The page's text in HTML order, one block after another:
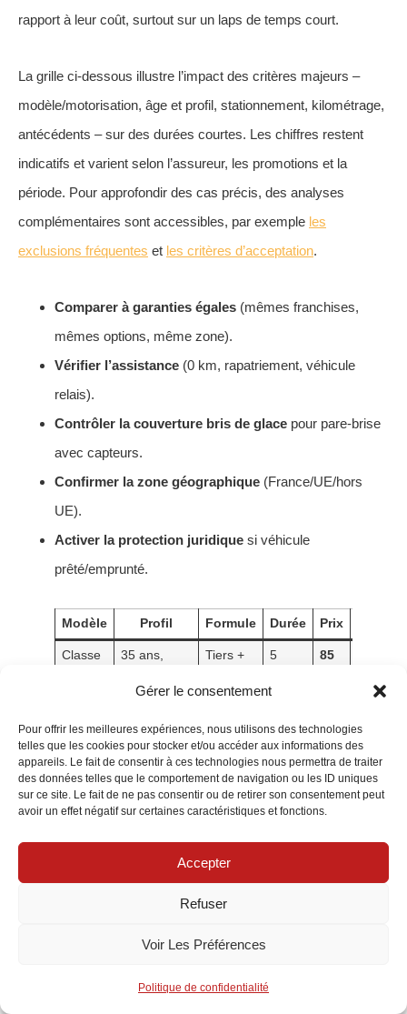
Gérer le consentement
Pour offrir les meilleures expériences, nous utilisons des technologies
telles que les cookies pour stocker et/ou accéder aux informations des
appareils. Le fait de consentir à ces technologies nous permettra de traiter
des données telles que le comportement de navigation ou les ID uniques
sur ce site. Le fait de ne pas consentir ou de retirer son consentement peut
avoir un effet négatif sur certaines caractéristiques et fonctions.
Accepter
Refuser
Voir Les Préférences
Politique de confidentialité
rapport à leur coût, surtout sur un laps de temps court.
La grille ci-dessous illustre l’impact des critères majeurs –
modèle/motorisation, âge et profil, stationnement, kilométrage,
antécédents – sur des durées courtes. Les chiffres restent
indicatifs et varient selon l’assureur, les promotions et la
période. Pour approfondir des cas précis, des analyses
complémentaires sont accessibles, par exemple les
exclusions fréquentes et les critères d’acceptation.
Comparer à garanties égales (mêmes franchises,
mêmes options, même zone).
Vérifier l’assistance (0 km, rapatriement, véhicule
relais).
Contrôler la couverture bris de glace pour pare-brise
avec capteurs.
Confirmer la zone géographique (France/UE/hors
UE).
Activer la protection juridique si véhicule
prêté/emprunté.
Modèle Profil Formule Durée Prix
Classe
35 ans,
Tiers +
5
85
glace
Classe
C 220d
45 ans, box
fermé
Tiers +
10
jours
150
€
étendu
GLC
300
40 ans,
usage mixte
Tous
risques
7
230
Vito
Artisan, 2
Tiers
7
120
AMG
30 ans,
bonus 0,90
Tous
risques
7
320